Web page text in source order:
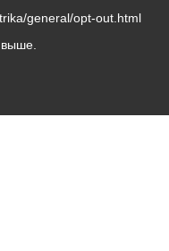
general/opt-out.html